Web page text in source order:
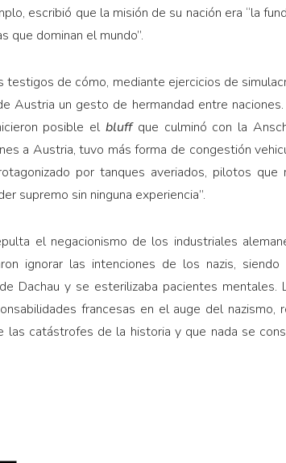
escri­bió que la misión de su nación era “la
que dominan el mundo”.
testigos de cómo, mediante ejercicios de
Austria un gesto de hermandad entre
posible el bluff que culminó con la
a Austria, tuvo más forma de congestión
por tan­ques averiados, pilotos
supremo sin ninguna experiencia”.
el negacionismo de los industriales
ignorar las in­tenciones de los nazis,
Dachau y se esterilizaba pacientes
francesas en el auge del
las catástrofes de la historia y que nada se